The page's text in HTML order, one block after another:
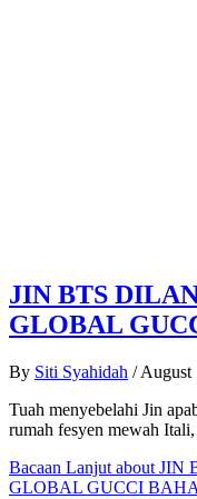
JIN BTS
GLOBAL
By Siti Syahidah / August
Tuah menyebelahi Jin
rumah fesyen mewah
Bacaan Lanjut about JIN
GLOBAL GUCCI